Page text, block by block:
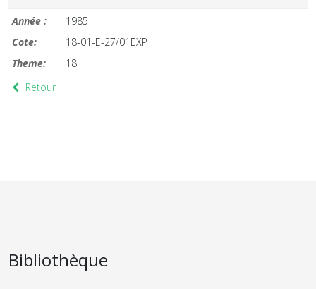
Année :
1985
Cote:
18-01-E-27/01EXP
Theme:
18
Retour
Bibliothèque